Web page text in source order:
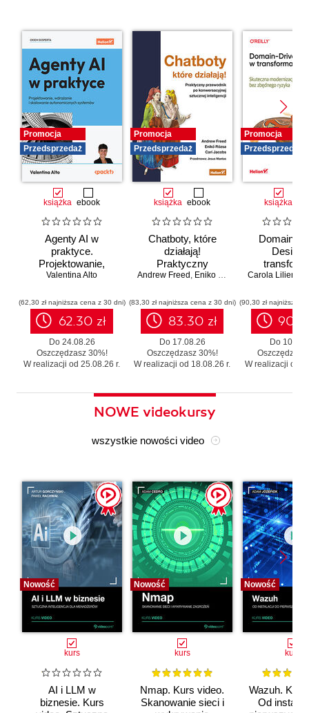
Promocja
Przedsprzedaż
książka ebook
Agenty AI w
praktyce.
Projektowanie,
wdrażanie i
autonomicznych
systemów
Valentina Alto
(62,30 zł najniższa cena z 30 dni)
62.30 zł
Do 24.08.26
Oszczędzasz 30%!
W realizacji od 25.08.26 r.
Promocja
Przedsprzedaż
książka ebook
Chatboty, które
działają!
Praktyczny
przewodnik po
sztucznej
inteligencji
Andrew Freed , Eniko Rozsa Cari Jacobs
(83,30 zł najniższa cena z 30 dni)
83.30 zł
Do 17.08.26
Oszczędzasz 30%!
W realizacji od 18.08.26 r.
Promocja
Przedsprzedaż
książka
Domain-
Design
legacy
zbędnego
Carola Lilienthal
(90,30 zł najniższa
Do
Oszczędzasz
W realizacji od
NOWE videokursy
wszystkie nowości video
Nowość
kurs
AI i LLM w
biznesie. Kurs
Nowość
kurs
Nmap. Kurs video.
Skanowanie sieci i
Nowość
kurs
Wazuh. Kurs
Od